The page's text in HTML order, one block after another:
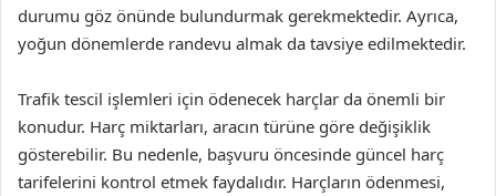
durumu göz önünde bulundurmak gerekmektedir. Ayrıca,
yoğun dönemlerde randevu almak da tavsiye edilmektedir.
Trafik tescil işlemleri için ödenecek harçlar da önemli bir
konudur. Harç miktarları, aracın türüne göre değişiklik
gösterebilir. Bu nedenle, başvuru öncesinde güncel harç
tarifelerini kontrol etmek faydalıdır. Harçların ödenmesi,